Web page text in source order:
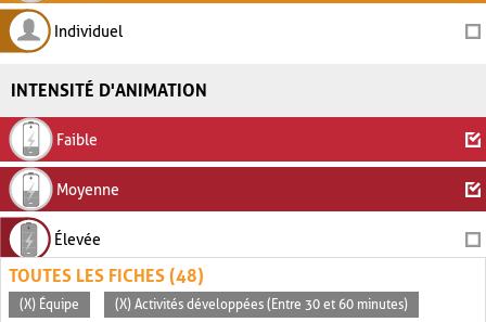
Individuel
INTENSITÉ D'ANIMATION
Faible
Moyenne
Élevée
TOUTES LES FICHES (48)
(X) Équipe (X) Activités développées (Entre 30 et 60 minutes)